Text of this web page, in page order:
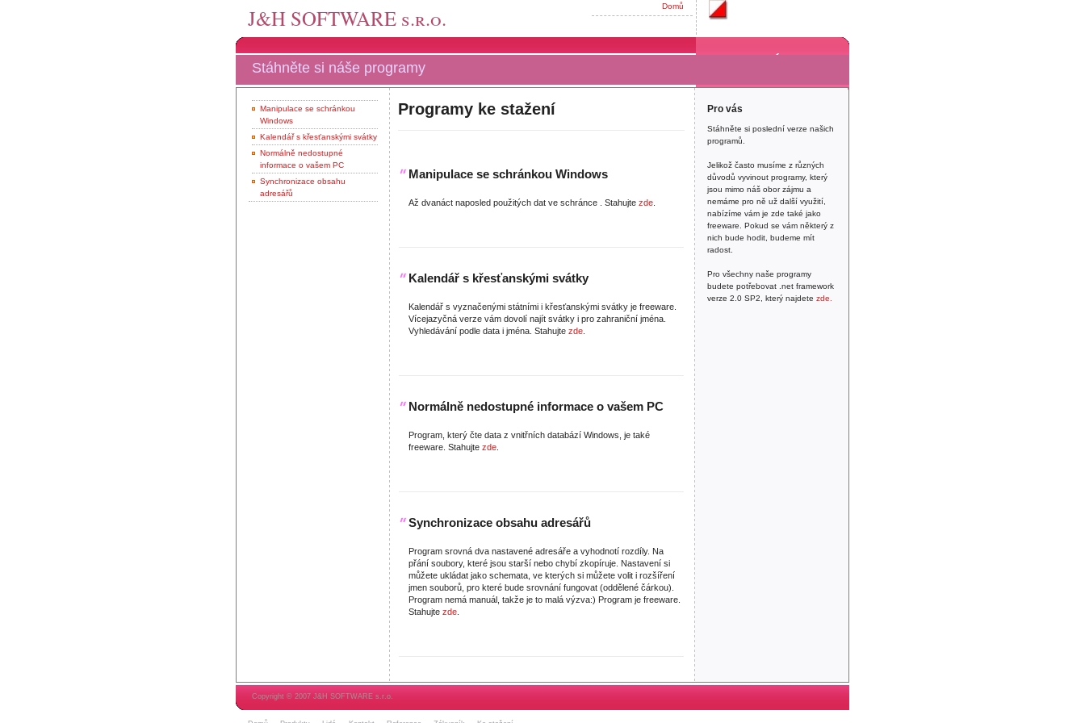
J&H SOFTWARE s.r.o. Domů
Stáhněte si náše programy
Manipulace se schránkou
Windows
Kalendář s křesťanskými svátky
Normálně nedostupné
informace o vašem PC
Synchronizace obsahu
adresářů
Programy ke stažení
Manipulace se schránkou Windows
Až dvanáct naposled použitých dat ve schránce . Stahujte zde
Kalendář s křesťanskými svátky
Kalendář s vyznačenými státními i křesťanskými svátky je freeware.
Vícejazyčná verze vám dovolí najít svátky i pro zahraniční jména.
Vyhledávání podle data i jména. Stahujte zde
Normálně nedostupné informace o vašem PC
Program, který čte data z vnitřních databází Windows, je také
freeware. Stahujte zde
Synchronizace obsahu adresářů
Program srovná dva nastavené adresáře a vyhodnotí rozdíly. Na
přání soubory, které jsou starší nebo chybí zkopíruje. Nastavení si
můžete ukládat jako schemata, ve kterých si můžete volit i rozšíření
jmen souborů, pro které bude srovnání fungovat (oddělené čárkou).
Program nemá manuál, takže je to malá výzva:) Program je freeware.
Stahujte zde
Pro vás
Stáhněte si poslední verze našich
programů.
Jelikož často musíme z různých
důvodů vyvinout programy, který
jsou mimo náš obor zájmu a
nemáme pro ně už další využití,
nabízíme vám je zde také jako
freeware. Pokud se vám některý z
nich bude hodit, budeme mít
radost.
Pro všechny naše programy
budete potřebovat .net framework
verze 2.0 SP2, který najdete zde.
Copyright © 2007 J&H SOFTWARE s.r.o.